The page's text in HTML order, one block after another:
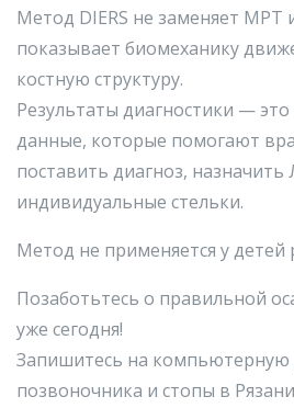
Метод DIERS не заменяет МРТ
показывает биомеханику
костную структуру.
Результаты диагностики —
данные, которые помогают
поставить диагноз,
индивидуальные стельки.
Метод не применяется у детей
Позаботьтесь о правильной
уже сегодня!
Запишитесь на компьютерную
позвоночника и стопы в